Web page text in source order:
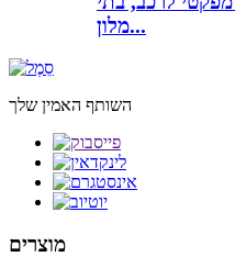
מלון...
השותף האמין שלך
מוצרים